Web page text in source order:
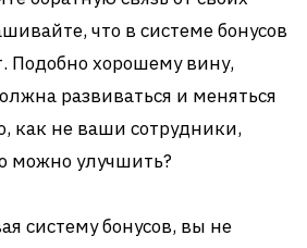
что в системе бонусов
Подобно хорошему вину,
развиваться и меняться
как не ваши сотрудники,
можно улучшить?
систему бонусов, вы не